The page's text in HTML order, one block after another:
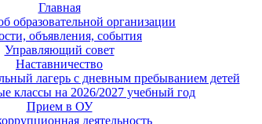
Главная
образовательной организации
объявления, события
Управляющий совет
Наставничество
лагерь с дневным пребыванием детей
классы на 2026/2027 учебный год
Прием в ОУ
деятельность